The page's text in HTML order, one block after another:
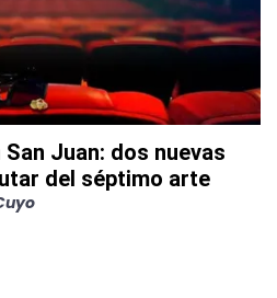
Juan: dos nuevas
del séptimo arte